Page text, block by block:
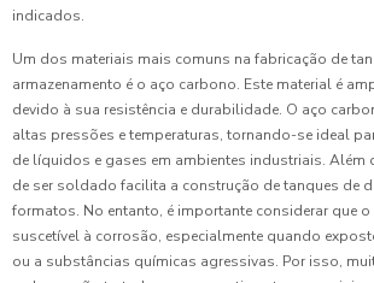
indicados.
Um dos materiais mais comuns na fabricação de
armazenamento é o aço carbono. Este material é
devido à sua resistência e durabilidade. O aço
altas pressões e temperaturas, tornando-se ideal
de líquidos e gases em ambientes industriais. Além
de ser soldado facilita a construção de tanques de
formatos. No entanto, é importante considerar que
suscetível à corrosão, especialmente quando
ou a substâncias químicas agressivas. Por isso,